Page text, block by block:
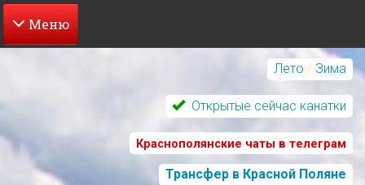
Перейти
содержанию
Лето / Зима
Открытые сейчас канатки
Краснополянские чаты в телеграм
Трансфер в Красной Поляне